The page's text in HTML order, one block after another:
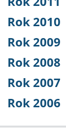
Rok 2010
Rok 2009
Rok 2008
Rok 2007
Rok 2006